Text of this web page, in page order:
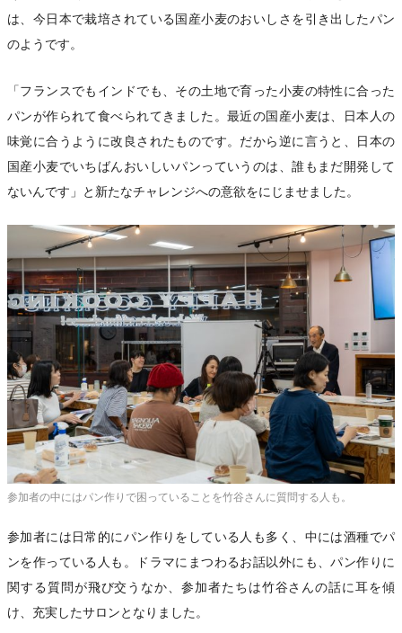
は、今日本で栽培されている国産小麦のおいしさを引き出したパン
のようです。
「フランスでもインドでも、その土地で育った小麦の特性に合った
パンが作られて食べられてきました。最近の国産小麦は、日本人の
味覚に合うように改良されたものです。だから逆に言うと、日本の
国産小麦でいちばんおいしいパンっていうのは、誰もまだ開発して
ないんです」と新たなチャレンジへの意欲をにじませました。
参加者の中にはパン作りで困っていることを竹谷さんに質問する人も。
参加者には日常的にパン作りをしている人も多く、中には酒種でパ
ンを作っている人も。ドラマにまつわるお話以外にも、パン作りに
関する質問が飛び交うなか、参加者たちは竹谷さんの話に耳を傾
け、充実したサロンとなりました。